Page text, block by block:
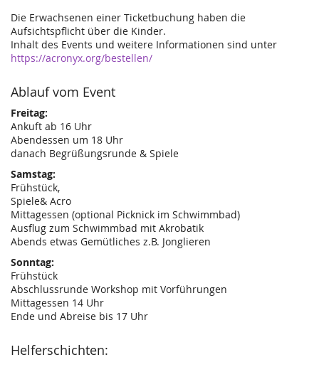
Die Erwachsenen einer Ticketbuchung haben die
Aufsichtspflicht über die Kinder.
Inhalt des Events und weitere Informationen sind unter
https://acronyx.org/bestellen/
Ablauf vom Event
Freitag:
Ankuft ab 16 Uhr
Abendessen um 18 Uhr
danach Begrüßungsrunde & Spiele
Samstag:
Frühstück,
Spiele& Acro
Mittagessen (optional Picknick im Schwimmbad)
Ausflug zum Schwimmbad mit Akrobatik
Abends etwas Gemütliches z.B. Jonglieren
Sonntag:
Frühstück
Abschlussrunde Workshop mit Vorführungen
Mittagessen 14 Uhr
Ende und Abreise bis 17 Uhr
Helferschichten: